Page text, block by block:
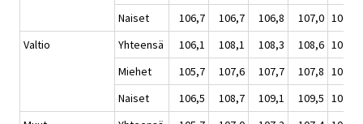
Naiset
106,7 106,7 106,8 107,0 106,8
Valtio
Yhteensä 106,1 108,1 108,3 108,6 107,7
Miehet
105,7 107,6 107,7 107,8 107,2
Naiset
106,5 108,7 109,1 109,5 108,5